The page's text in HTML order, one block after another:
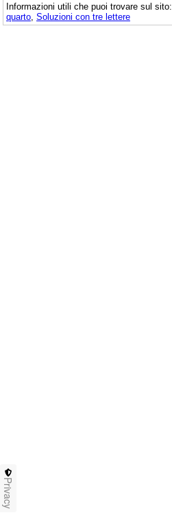
Informazioni utili che puoi trovare sul sito:
quarto Soluzioni con tre lettere
Privacy